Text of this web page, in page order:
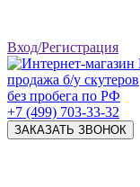
Вход/Регистрация
продажа б/у скутеров
без пробега по РФ
+7 (499) 703-33-32
ЗАКАЗАТЬ ЗВОНОК